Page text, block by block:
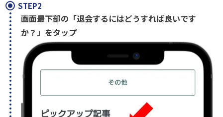
STEP2
画面最下部の「退会するにはどうすれば良いです
か？」をタップ